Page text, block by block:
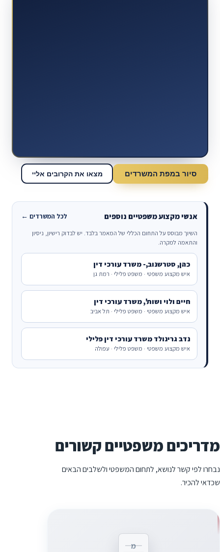
סיור במפת המשרדים מצאו את הקרובים אליי
אנשי מקצוע משפטיים נוספים לכל המשרדים ←
השיוך מבוסס על התחום הכללי של המאמר בלבד. יש לבדוק רישיון, ניסיון
והתאמה למקרה.
כהן, סטרשנוב,- משרד עורכי דין
איש מקצוע משפטי · משפט פלילי · רמת גן
חיים ולוי ושות', משרד עורכי דין
איש מקצוע משפטי · משפט פלילי · תל אביב
נדב גרינולד משרד עורכי דין פלילי
איש מקצוע משפטי · משפט פלילי · עפולה
מדריכים משפטיים קשורים
נבחרו לפי קשר לנושא, לתחום המשפטי ולשלבים הבאים
שכדאי להכיר.
מ